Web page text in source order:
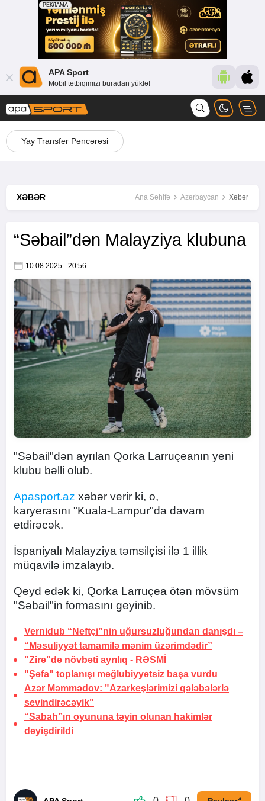
APA Sport
Mobil tətbiqimizi buradan yüklə!
Yay Transfer Pəncərəsi
XƏBƏR Ana Səhifə Azərbaycan Xəbər
“Səbail”dən Malayziya klubuna
10.08.2025 - 20:56
"Səbail"dən ayrılan Qorka Larruçeanın yeni
klubu bəlli olub.
Apasport.az xəbər verir ki, o,
karyerasını "Kuala-Lampur"da davam
etdirəcək.
İspaniyalı Malayziya təmsilçisi ilə 1 illik
müqavilə imzalayıb.
Qeyd edək ki, Qorka Larruçea ötən mövsüm
"Səbail"in formasını geyinib.
Vernidub “Neftçi”nin uğursuzluğundan danışdı –
“Məsuliyyət tamamilə mənim üzərimdədir”
"Zirə"də növbəti ayrılıq - RƏSMİ
"Şəfa" toplanışı məğlubiyyətsiz başa vurdu
Azər Məmmədov: "Azarkeşlərimizi qələbələrlə
sevindirəcəyik"
“Sabah”ın oyununa təyin olunan hakimlər
dəyişdirildi